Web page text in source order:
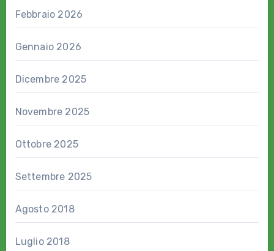
Febbraio 2026
Gennaio 2026
Dicembre 2025
Novembre 2025
Ottobre 2025
Settembre 2025
Agosto 2018
Luglio 2018